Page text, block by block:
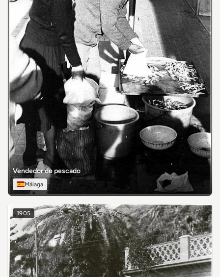
Vendedor de pescado
Málaga
1905